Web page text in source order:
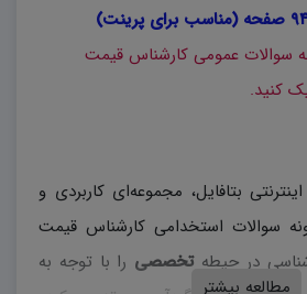
سوالات عمومی کارشناس قیمت
کنید.
بتافایل، مجموعه‌ای کاربردی و
سوالات استخدامی کارشناس قیمت
تخصصی را با توجه به
مطالعه بیشتر